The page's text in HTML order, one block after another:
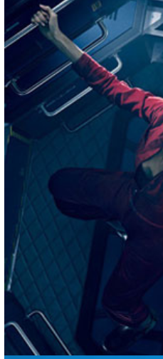
22 серия
- Beard in Her Pulpit
23 мая 2022
Фотографии